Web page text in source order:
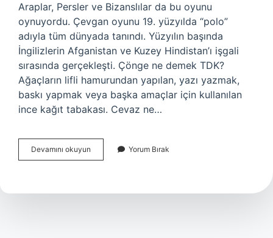
Araplar, Persler ve Bizanslılar da bu oyunu
oynuyordu. Çevgan oyunu 19. yüzyılda “polo”
adıyla tüm dünyada tanındı. Yüzyılın başında
İngilizlerin Afganistan ve Kuzey Hindistan’ı işgali
sırasında gerçekleşti. Çönge ne demek TDK?
Ağaçların lifli hamurundan yapılan, yazı yazmak,
baskı yapmak veya başka amaçlar için kullanılan
ince kağıt tabakası. Cevaz ne…
Devamını okuyun
Ne
Yorum Bırak